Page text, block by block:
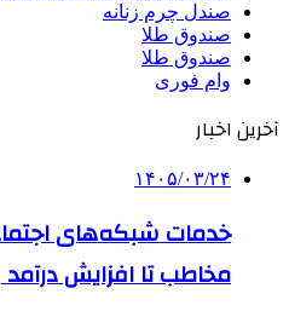
صندل چرم زنانه
صندوق طلا
صندوق طلا
وام فوری
آخرین اخبار
۱۴۰۵/۰۳/۲۴
مخاطب تا افزایش درآمد